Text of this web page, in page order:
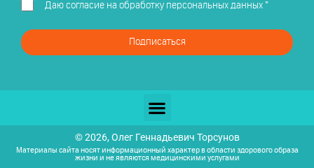
Даю согласие на обработку персональных данных*
Подписаться
© 2026, Олег Геннадьевич Торсунов
Материалы сайта носят информационный характер в области здорового образа
жизни и не являются медицинскими услугами